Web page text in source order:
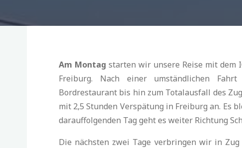
Am Montag starten wir unsere Reise mit dem
Freiburg. Nach einer umständlichen
Bordrestaurant bis hin zum Totalausfall des
mit 2,5 Stunden Verspätung in Freiburg an. Es
darauffolgenden Tag geht es weiter Richtung
Die nächsten zwei Tage verbringen wir in